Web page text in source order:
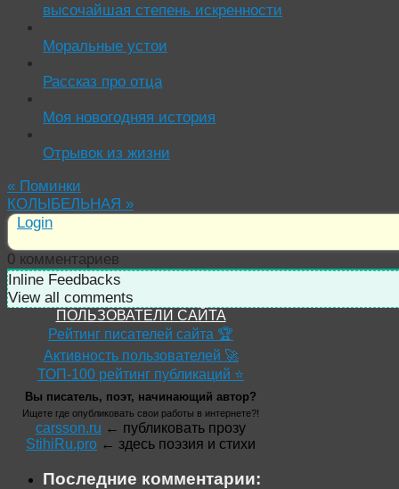
высочайшая степень искренности
Моральные устои
Рассказ про отца
Моя новогодняя история
Отрывок из жизни
« Поминки
КОЛЫБЕЛЬНАЯ »
Login
0 комментариев
Inline Feedbacks
View all comments
ПОЛЬЗОВАТЕЛИ САЙТА
Рейтинг писателей сайта 🏆
Активность пользователей 🚀
ТОП-100 рейтинг публикаций ⭐
Вы писатель, поэт, начинающий автор?
Ищете где опубликовать свои работы в интернете?!
carsson.ru ← публиковать прозу
StihiRu.pro ← здесь поэзия и стихи
Последние комментарии: